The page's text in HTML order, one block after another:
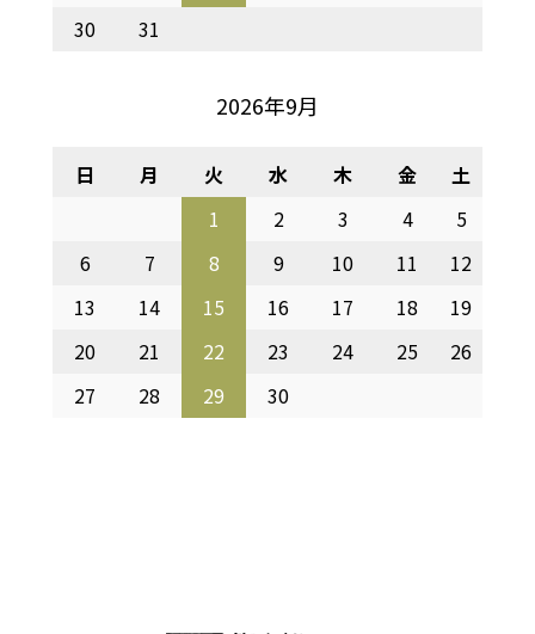
30
31
2026年9月
日 月 火 水 木 金
土
1
2 3 4
5
6
7 8 9 10 11
12
13
14 15 16 17 18
19
20
21 22 23 24 25
26
27
28 29 30